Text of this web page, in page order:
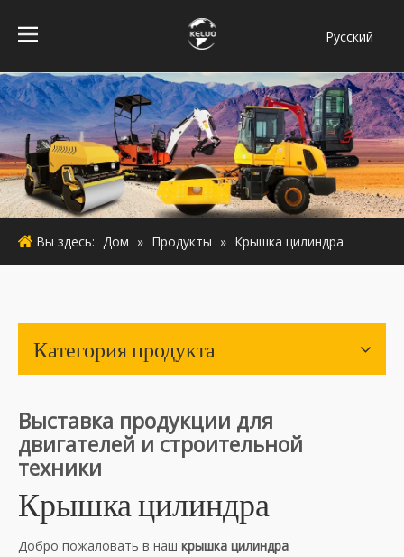
Pусский
Bahasa
indonesia
Türk dili
ไทย
Italiano
Deutsch
Português
English
Вы здесь: Дом » Продукты » Крышка цилиндра
Категория продукта
Выставка продукции для
двигателей и строительной
техники
Крышка цилиндра
Добро пожаловать в наш крышка цилиндра